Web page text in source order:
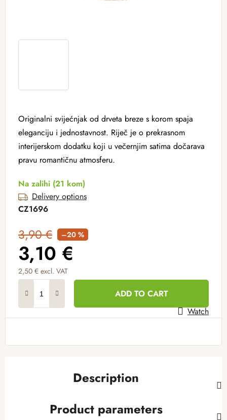
Originalni svijećnjak od drveta breze s korom spaja
eleganciju i jednostavnost. Riječ je o prekrasnom
interijerskom dodatku koji u večernjim satima dočarava
pravu romantičnu atmosferu.
Na zalihi (21 kom)
Delivery options
CZ1696
3,90 € –20 %
3,10 €
2,50 € excl. VAT
ADD TO CART
Watch
Description
Product parameters